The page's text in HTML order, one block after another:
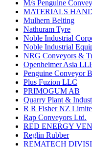
M/s Penguine
MATERIALS
Mulhern Belting
Nathuram Tyre
Noble Industrial
Noble Industrial
NRG Conveyors &
Openheimer Asia
Penguine Conveyor
Plus Fuzion LLC
PRIMOGUM AB
Quarry Plant &
R R Fisher NZ
Rap Conveyors Ltd.
RED ENERGY
Reglin Rubber
REMATECH